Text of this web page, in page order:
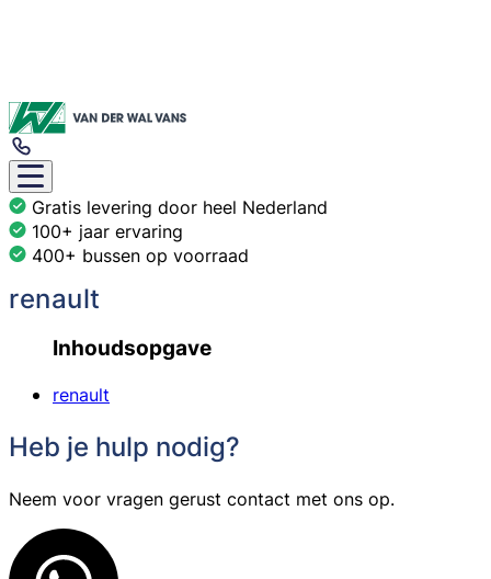
Gratis levering door heel Nederland
100+ jaar ervaring
400+ bussen op voorraad
renault
Inhoudsopgave
renault
Heb je hulp nodig?
Neem voor vragen gerust contact met ons op.